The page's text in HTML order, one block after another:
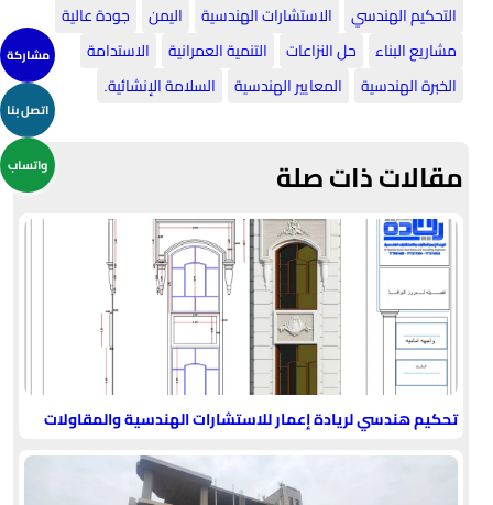
التحكيم الهندسي
الاستشارات الهندسية اليمن
جودة عالية
مشاريع البناء
حل النزاعات التنمية العمرانية
الاستدامة
الخبرة الهندسية
المعايير الهندسية السلامة الإنشائية.
مقالات ذات صلة
تحكيم هندسي لريادة إعمار للاستشارات الهندسية والمقاولات
مشاركة
اتصل بنا
واتساب